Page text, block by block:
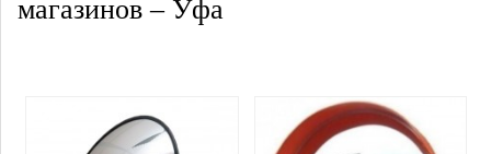
магазинов – Уфа